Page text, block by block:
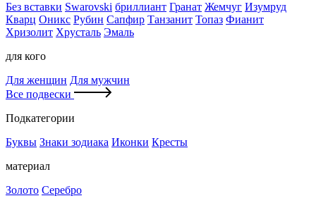
Без вставки Swarovski бриллиант Гранат Жемчуг Изумруд
Кварц Оникс Рубин Сапфир Танзанит Топаз Фианит
Хризолит Хрусталь Эмаль
для кого
Для женщин Для мужчин
Все подвески
Подкатегории
Буквы Знаки зодиака Иконки Кресты
материал
Золото Серебро